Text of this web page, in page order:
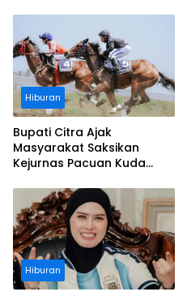
Hiburan
Bupati Citra Ajak
Masyarakat Saksikan
Kejurnas Pacuan Kuda
Legokjawa
Hiburan